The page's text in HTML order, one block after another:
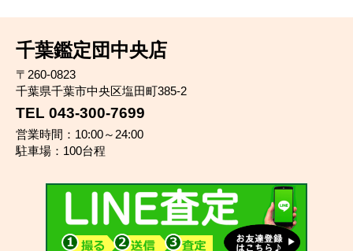
千葉鑑定団中央店
〒260-0823
千葉県千葉市中央区塩田町385-2
TEL 043-300-7699
営業時間：10:00～24:00
駐車場：100台程